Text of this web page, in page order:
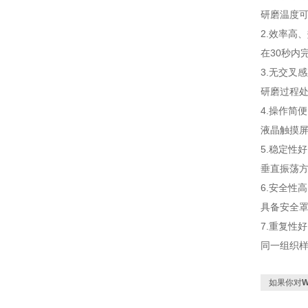
研磨温度
2.效率高
在30秒内
3.无交叉
研磨过程
4.操作简
液晶触摸
5.稳定性好
垂直振荡
6.安全性高
具备安全
7.重复性好
同一组织
如果你对